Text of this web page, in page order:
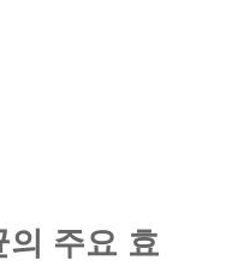
의 주요 효